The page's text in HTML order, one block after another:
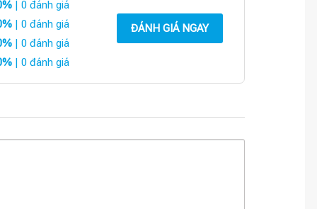
| 0 đánh giá
| 0 đánh giá
| 0 đánh giá
| 0 đánh giá
ĐÁNH GIÁ NGAY